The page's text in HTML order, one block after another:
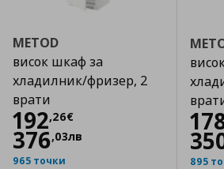
METOD
висок шкаф за
хладилник/фризер, 2
врати
192,26€
Цена
376,03лв
965 точки
895